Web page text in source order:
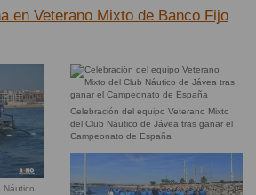
en Veterano Mixto de Banco Fijo
Náutico
Celebración del equipo Veterano Mixto
del Club Náutico de Jávea tras ganar el
Campeonato de España